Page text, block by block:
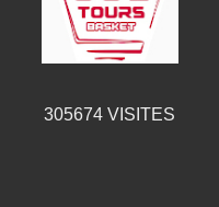
305674 VISITES